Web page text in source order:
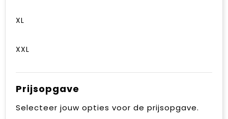
XL
XXL
Prijsopgave
Selecteer jouw opties voor de prijsopgave.